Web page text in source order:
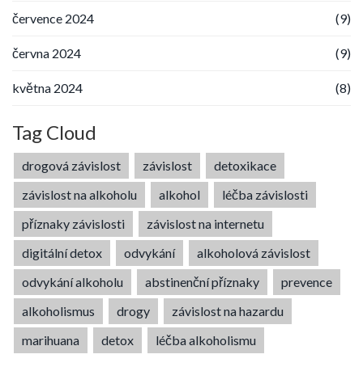
července 2024 (9)
června 2024 (9)
května 2024 (8)
Tag Cloud
drogová závislost závislost
detoxikace
závislost na alkoholu
alkohol
léčba závislosti
příznaky závislosti
závislost na internetu
digitální detox
odvykání
alkoholová závislost
odvykání alkoholu
abstinenční příznaky
prevence
alkoholismus
drogy
závislost na hazardu
marihuana
detox léčba alkoholismu